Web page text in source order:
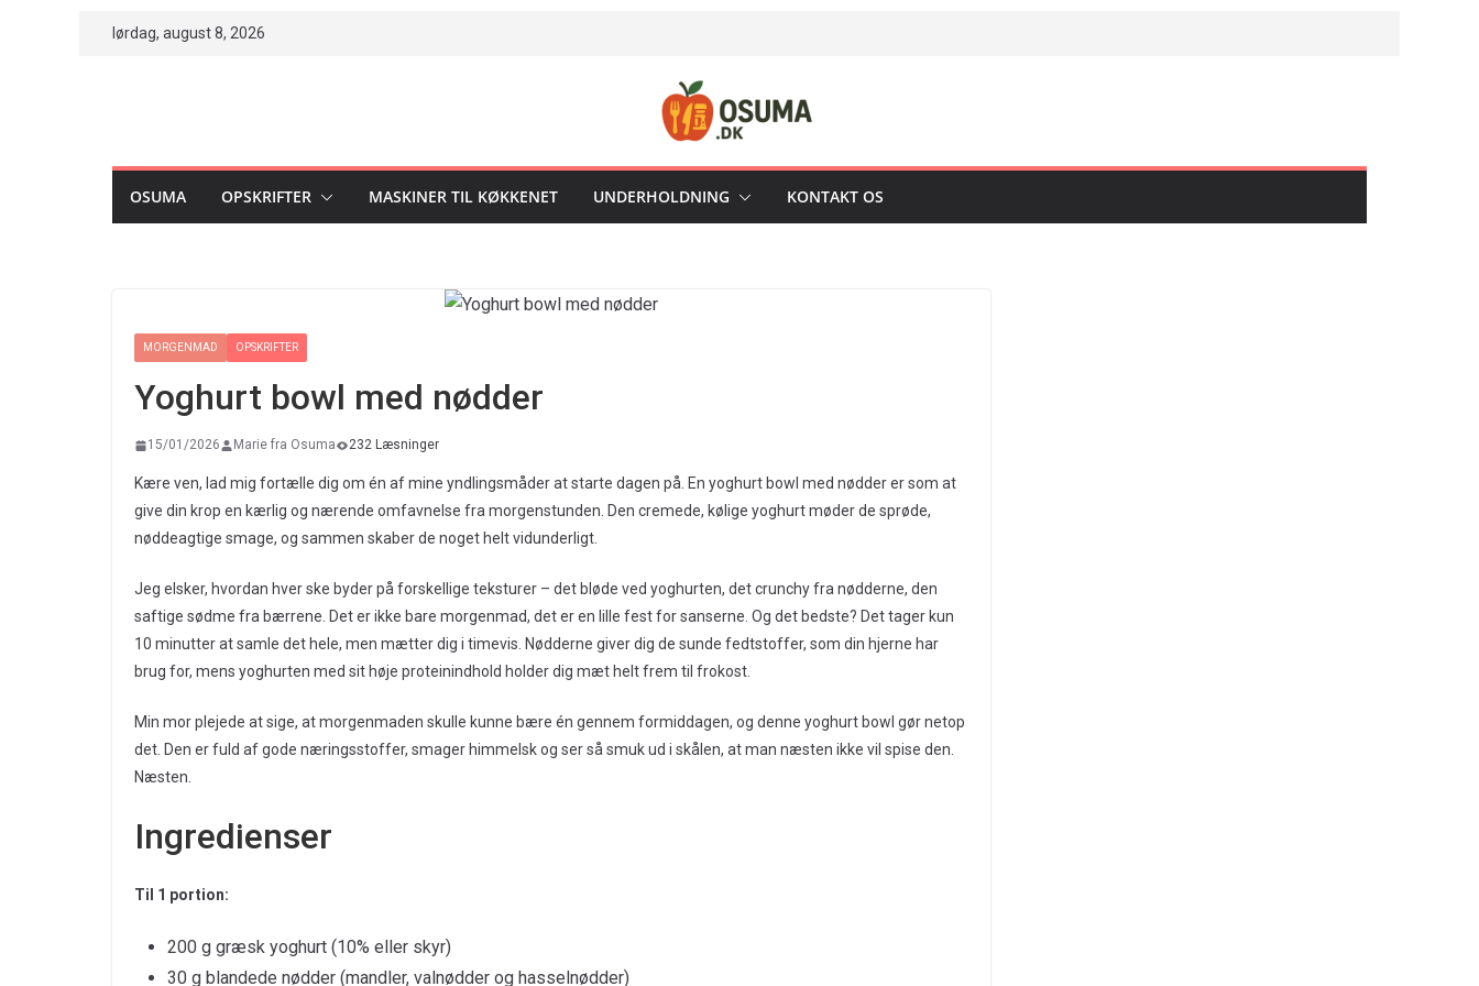
lørdag, august 8, 2026
OSUMA OPSKRIFTER MASKINER TIL KØKKENET UNDERHOLDNING KONTAKT OS
MORGENMAD OPSKRIFTER
Yoghurt bowl med nødder
15/01/2026 Marie fra Osuma 232 Læsninger
Kære ven, lad mig fortælle dig om én af mine yndlingsmåder at starte dagen på. En yoghurt bowl med nødder er som at
give din krop en kærlig og nærende omfavnelse fra morgenstunden. Den cremede, kølige yoghurt møder de sprøde,
nøddeagtige smage, og sammen skaber de noget helt vidunderligt.
Jeg elsker, hvordan hver ske byder på forskellige teksturer – det bløde ved yoghurten, det crunchy fra nødderne, den
saftige sødme fra bærrene. Det er ikke bare morgenmad, det er en lille fest for sanserne. Og det bedste? Det tager kun
10 minutter at samle det hele, men mætter dig i timevis. Nødderne giver dig de sunde fedtstoffer, som din hjerne har
brug for, mens yoghurten med sit høje proteinindhold holder dig mæt helt frem til frokost.
Min mor plejede at sige, at morgenmaden skulle kunne bære én gennem formiddagen, og denne yoghurt bowl gør netop
det. Den er fuld af gode næringsstoffer, smager himmelsk og ser så smuk ud i skålen, at man næsten ikke vil spise den.
Næsten.
Ingredienser
Til 1 portion:
200 g græsk yoghurt (10% eller skyr)
30 g blandede nødder (mandler, valnødder og hasselnødder)